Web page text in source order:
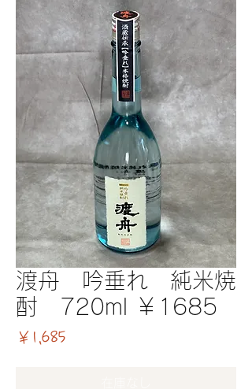
渡舟 吟垂れ 純米焼
酎 720ml ￥1685
￥1,685